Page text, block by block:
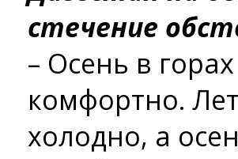
стечение
– Осень в
комфортно.
холодно, а